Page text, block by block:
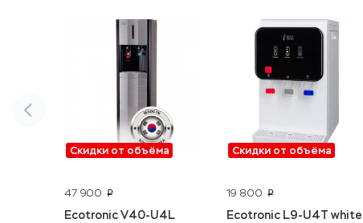
Скидки от объёма
47 900 p
Ecotronic V40-U4L
Скидки от объёма
19 800 p
Ecotronic L9-U4T white